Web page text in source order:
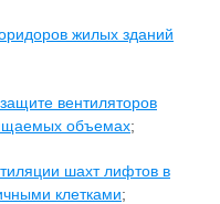
жилых зданий
вентиляторов
объемах;
шахт лифтов в
клетками;